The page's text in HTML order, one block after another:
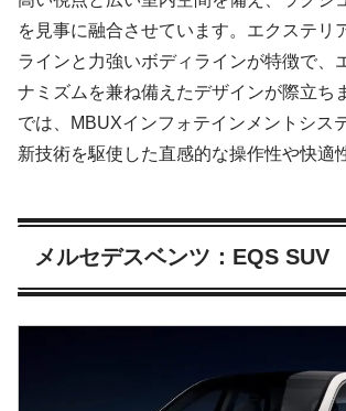
を見事に融合させています。エクステリ
ラインと力強いボディラインが特徴で、
ナミズムを兼ね備えたデザインが際立ち
では、MBUXインフォテインメントシス
新技術を駆使した直感的な操作性や快適
メルセデスベンツ：EQS SUV